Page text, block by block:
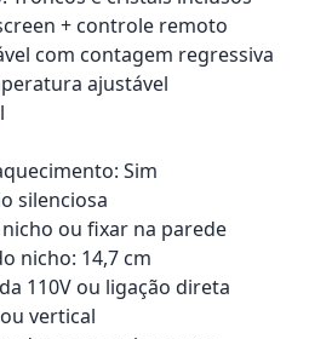
+ controle remoto
com contagem regressiva
ajustável
Sim
silenciosa
ou fixar na parede
nicho: 14,7 cm
110V ou ligação direta
vertical